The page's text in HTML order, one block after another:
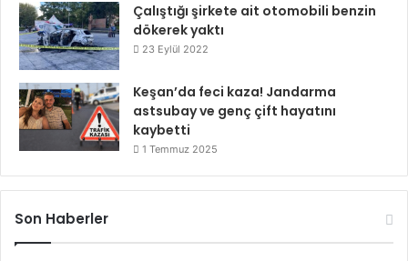
Çalıştığı şirkete ait otomobili benzin
dökerek yaktı
23 Eylül 2022
Keşan’da feci kaza! Jandarma
astsubay ve genç çift hayatını
kaybetti
1 Temmuz 2025
Son Haberler